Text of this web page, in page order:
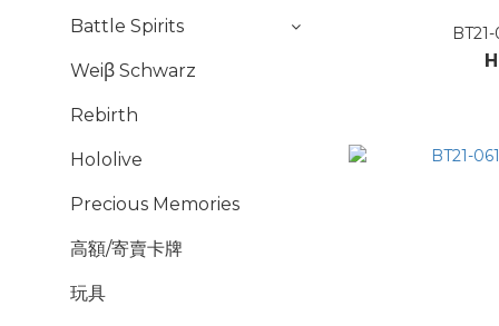
Battle Spirits
Weiβ Schwarz
Rebirth
Hololive
Precious Memories
高額/寄賣卡牌
玩具